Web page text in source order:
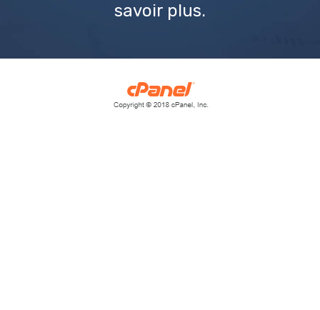
savoir plus.